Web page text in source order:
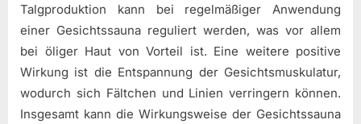
Talgproduktion kann bei regelmäßiger Anwendung
einer Gesichtssauna reguliert werden, was vor allem
bei öliger Haut von Vorteil ist. Eine weitere positive
Wirkung ist die Entspannung der Gesichtsmuskulatur,
wodurch sich Fältchen und Linien verringern können.
Insgesamt kann die Wirkungsweise der Gesichtssauna